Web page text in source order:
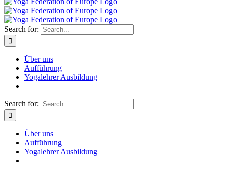
Search for:
Über uns
Aufführung
Yogalehrer Ausbildung
Search for:
Über uns
Aufführung
Yogalehrer Ausbildung